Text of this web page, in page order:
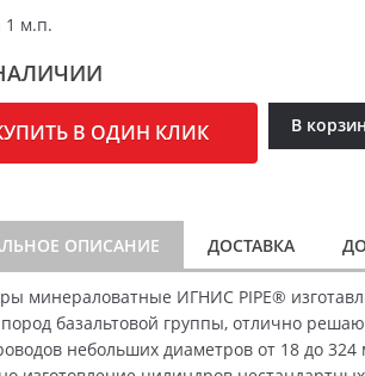
1 м.п.
В
В ОДИН КЛИК
ОПИСАНИЕ ДОСТАВКА
минераловатные ИГНИС PIPE®
базальтовой группы, отлично
небольших диаметров от 18 до